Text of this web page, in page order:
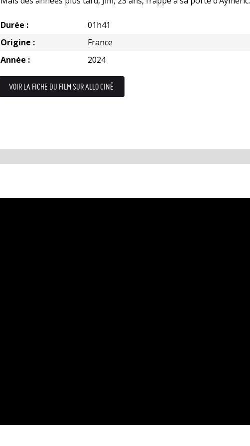
Durée :
01h41
Origine :
France
Année :
2024
VOIR LA FICHE DU FILM SUR ALLO CINÉ